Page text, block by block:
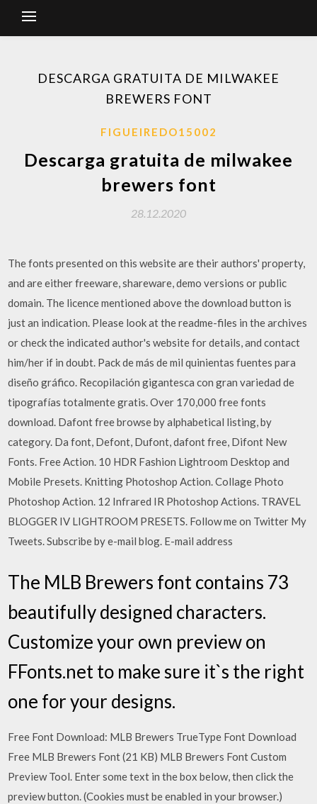
DESCARGA GRATUITA DE MILWAKEE
BREWERS FONT
FIGUEIREDO15002
Descarga gratuita de milwakee
brewers font
28.12.2020
The fonts presented on this website are their authors' property,
and are either freeware, shareware, demo versions or public
domain. The licence mentioned above the download button is
just an indication. Please look at the readme-files in the archives
or check the indicated author's website for details, and contact
him/her if in doubt. Pack de más de mil quinientas fuentes para
diseño gráfico. Recopilación gigantesca con gran variedad de
tipografías totalmente gratis. Over 170,000 free fonts
download. Dafont free browse by alphabetical listing, by
category. Da font, Defont, Dufont, dafont free, Difont New
Fonts. Free Action. 10 HDR Fashion Lightroom Desktop and
Mobile Presets. Knitting Photoshop Action. Collage Photo
Photoshop Action. 12 Infrared IR Photoshop Actions. TRAVEL
BLOGGER IV LIGHTROOM PRESETS. Follow me on Twitter My
Tweets. Subscribe by e-mail blog. E-mail address
The MLB Brewers font contains 73
beautifully designed characters. ️
Customize your own preview on
FFonts.net to make sure it`s the right
one for your designs.
Free Font Download: MLB Brewers TrueType Font Download
Free MLB Brewers Font (21 KB) MLB Brewers Font Custom
Preview Tool. Enter some text in the box below, then click the
preview button. (Cookies must be enabled in your browser.)